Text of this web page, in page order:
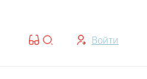
Войти